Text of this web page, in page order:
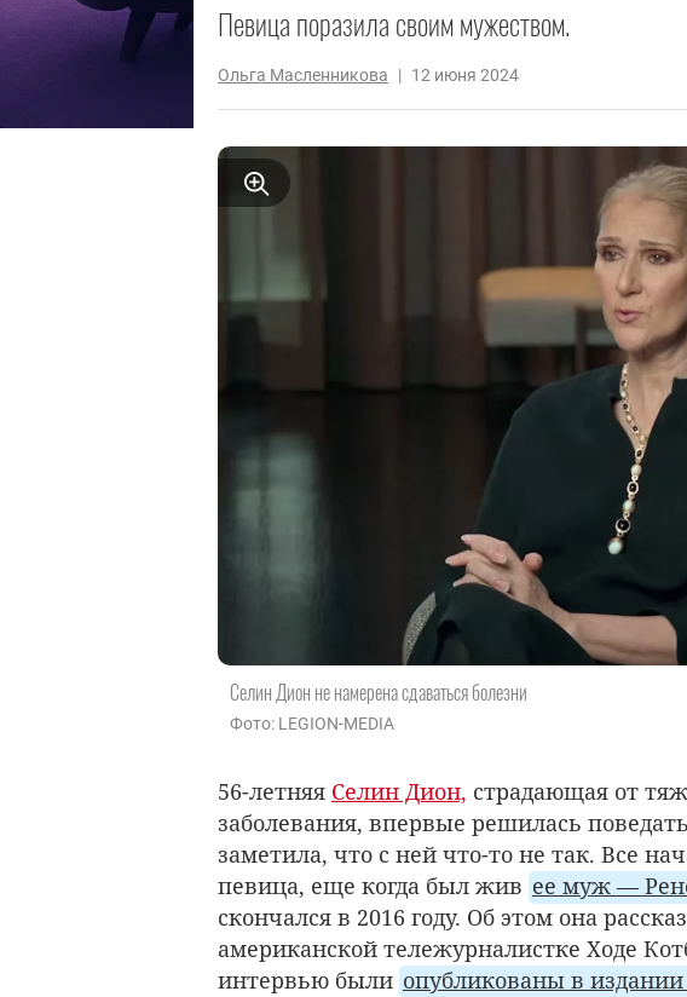
Певица поразила своим мужеством.
Ольга Масленникова | 12 июня 2024
Селин Дион не намерена сдаваться болезни
Фото: LEGION-MEDIA
56-летняя Селин Дион, страдающая от
заболевания, впервые решилась
заметила, что с ней что-то не так. Все
певица, еще когда был жив ее муж —
скончался в 2016 году. Об этом она
американской тележурналистке Ходе
интервью были опубликованы в